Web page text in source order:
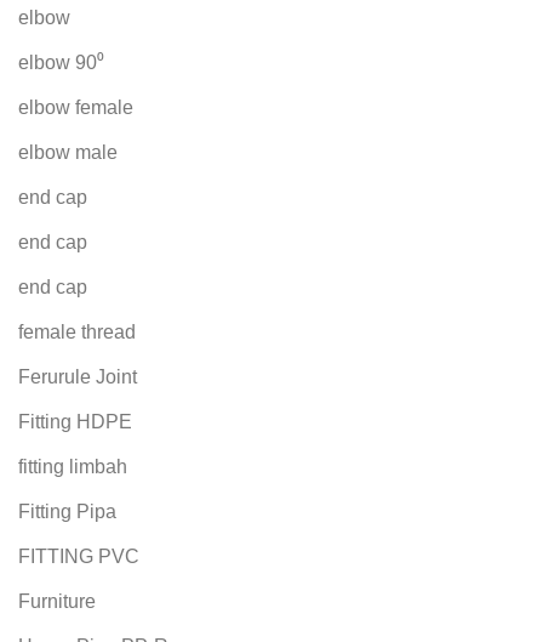
elbow
elbow 90⁰
elbow female
elbow male
end cap
end cap
end cap
female thread
Ferurule Joint
Fitting HDPE
fitting limbah
Fitting Pipa
FITTING PVC
Furniture